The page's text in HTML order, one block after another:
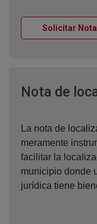
Solicitar
Nota de
La nota de
meramente
facilitar la
municipio donde
jurídica tiene